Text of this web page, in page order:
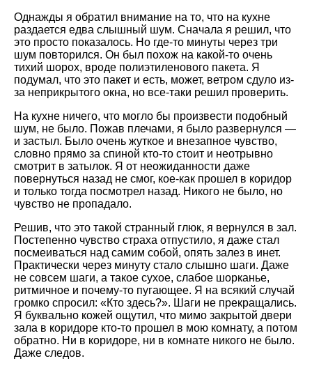
Однажды я обратил внимание на то, что на кухне
раздается едва слышный шум. Сначала я решил, что
это просто показалось. Но где-то минуты через три
шум повторился. Он был похож на какой-то очень
тихий шорох, вроде полиэтиленового пакета. Я
подумал, что это пакет и есть, может, ветром сдуло из-
за неприкрытого окна, но все-таки решил проверить.
На кухне ничего, что могло бы произвести подобный
шум, не было. Пожав плечами, я было развернулся —
и застыл. Было очень жуткое и внезапное чувство,
словно прямо за спиной кто-то стоит и неотрывно
смотрит в затылок. Я от неожиданности даже
повернуться назад не смог, кое-как прошел в коридор
и только тогда посмотрел назад. Никого не было, но
чувство не пропадало.
Решив, что это такой странный глюк, я вернулся в зал.
Постепенно чувство страха отпустило, я даже стал
посмеиваться над самим собой, опять залез в инет.
Практически через минуту стало слышно шаги. Даже
не совсем шаги, а такое сухое, слабое шорканье,
ритмичное и почему-то пугающее. Я на всякий случай
громко спросил: «Кто здесь?». Шаги не прекращались.
Я буквально кожей ощутил, что мимо закрытой двери
зала в коридоре кто-то прошел в мою комнату, а потом
обратно. Ни в коридоре, ни в комнате никого не было.
Даже следов.